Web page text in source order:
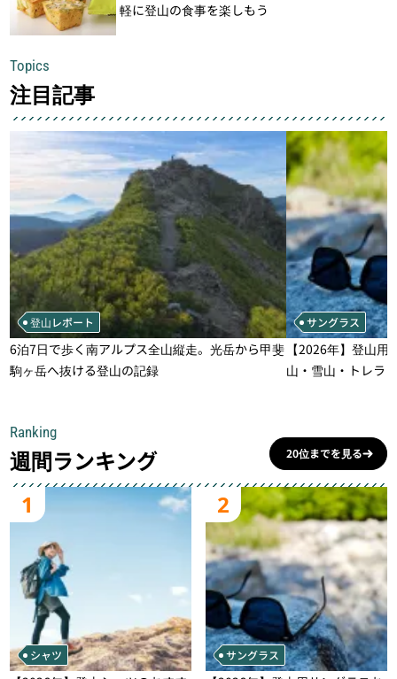
軽に登山の食事を楽しもう
Topics
注目記事
登山レポート
6泊7日で歩く南アルプス全山縦走。光岳から甲斐
駒ヶ岳へ抜ける登山の記録
サングラス
【2026年】登山
山・雪山・トレラ
Ranking
週間ランキング 20位までを見る
1
シャツ
2
サングラス